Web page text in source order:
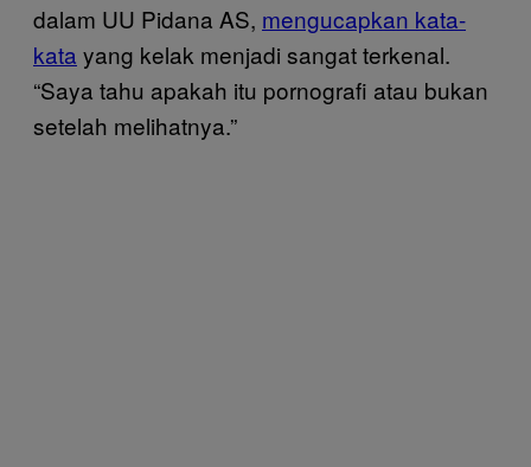
dalam UU Pidana AS, mengucapkan kata-
kata yang kelak menjadi sangat terkenal.
“Saya tahu apakah itu pornografi atau bukan
setelah melihatnya.”